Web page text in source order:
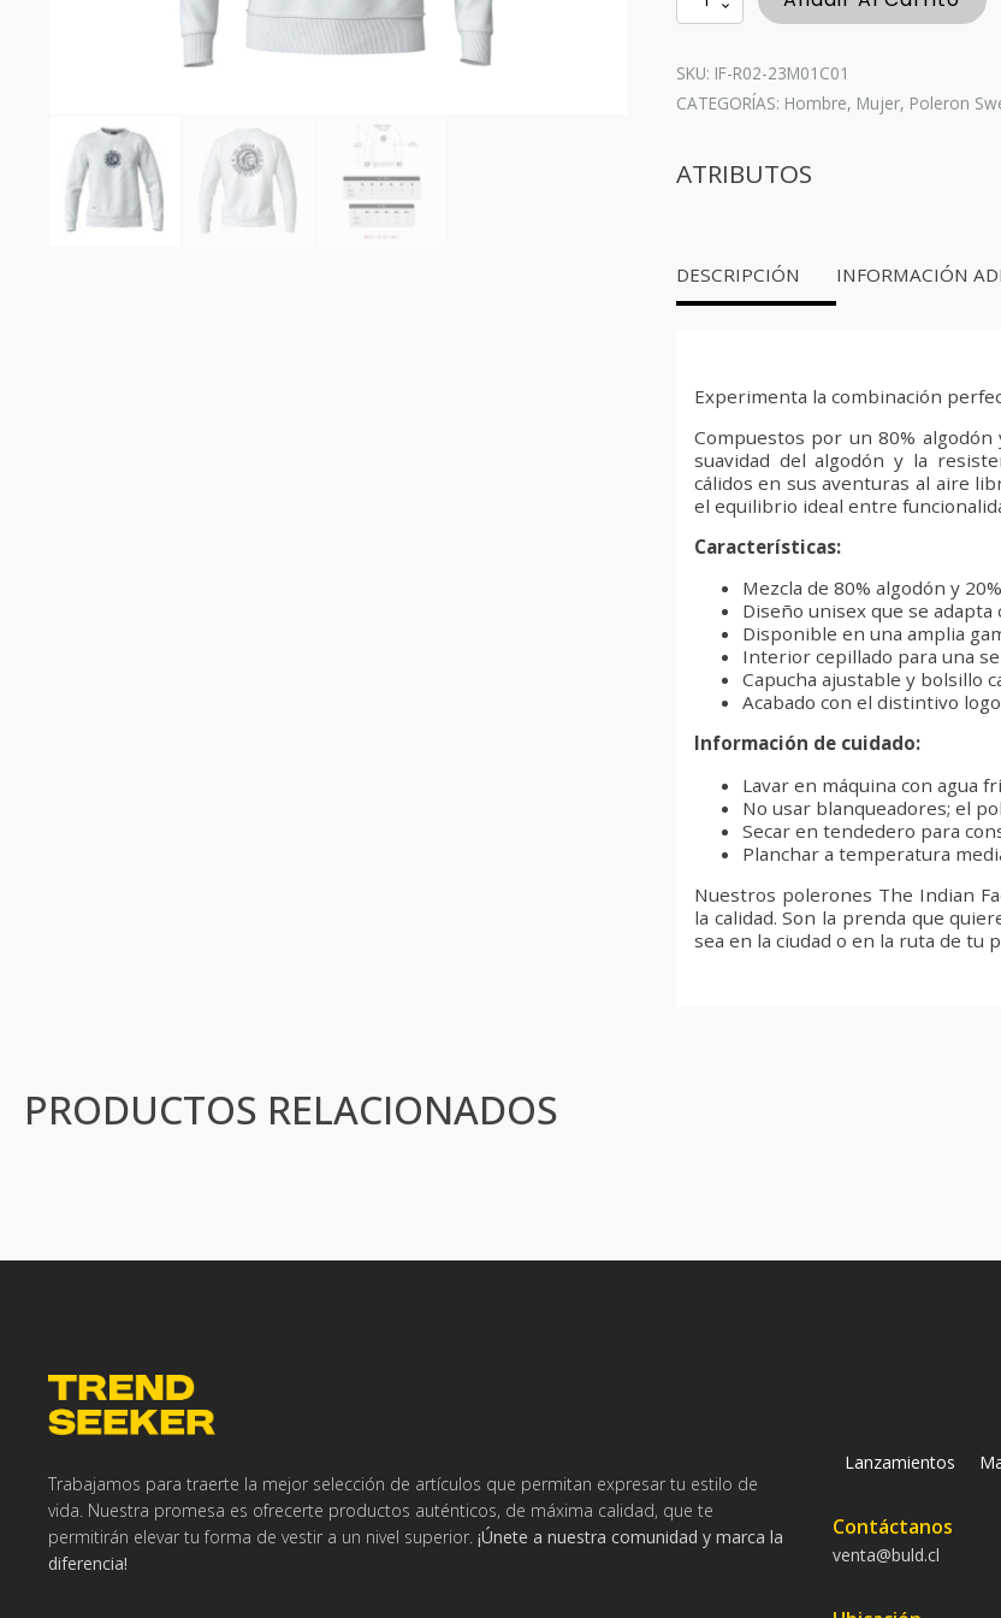
Sweatshirt
White
SKU: IF-R02-23M01C01
CATEGORÍAS: Hombre, Mujer, Poleron
ATRIBUTOS
DESCRIPCIÓN INFORMACIÓN
Experimenta la combinación
Compuestos por un 80%
suavidad del algodón y la
cálidos en sus aventuras al aire
el equilibrio ideal entre
Características:
Mezcla de 80% algodón y
Diseño unisex que se
Disponible en una amplia
Interior cepillado para una
Capucha ajustable y bolsillo
Acabado con el distintivo
Información de cuidado:
Lavar en máquina con agua
No usar blanqueadores; el
Secar en tendedero para
Planchar a temperatura
Nuestros polerones The Indian
la calidad. Son la prenda que
sea en la ciudad o en la ruta de tu
PRODUCTOS RELACIONADOS
Trabajamos para traerte la mejor selección de artículos que permitan expresar tu estilo de
vida. Nuestra promesa es ofrecerte productos auténticos, de máxima calidad, que te
permitirán elevar tu forma de vestir a un nivel superior. ¡Únete a nuestra comunidad y marca la
diferencia!
Lanzamientos
Contáctanos
venta@buld.cl